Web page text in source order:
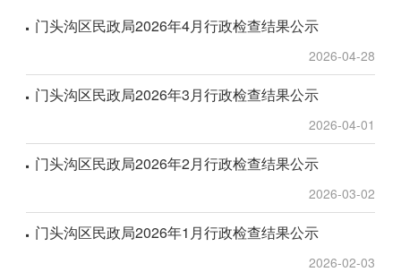
门头沟区民政局2026年4月行政检查结果公示
2026-04-28
门头沟区民政局2026年3月行政检查结果公示
2026-04-01
门头沟区民政局2026年2月行政检查结果公示
2026-03-02
门头沟区民政局2026年1月行政检查结果公示
2026-02-03